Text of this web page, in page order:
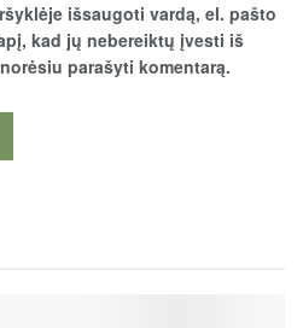
išsaugoti vardą, el. pašto
kad jų nebereiktų įvesti iš
parašyti komentarą.